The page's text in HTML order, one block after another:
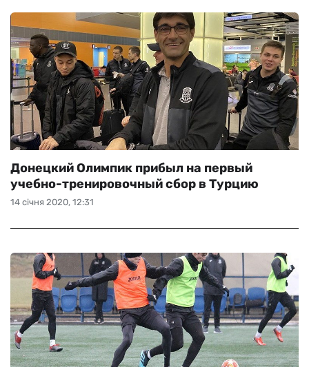
14 січня 2020, 12:31
Донецкий Олимпик прибыл на первый
учебно-тренировочный сбор в Турцию